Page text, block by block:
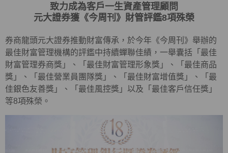
致力成為客戶一生資產管理顧問
元大證券獲《今周刊》財管評鑑8項殊榮
券商龍頭元大證券推動財富傳承，於今年《今周刊》舉辦的
最佳財富管理機構的評鑑中持續蟬聯佳績，一舉囊括「最佳
財富管理券商獎」、「最佳財富管理形象獎」、「最佳商品
獎」、「最佳營業員團隊獎」、「最佳財富增值獎」、「最
佳銀色友善獎」、「最佳風控獎」以及「最佳客戶信任獎」
等8項殊榮。